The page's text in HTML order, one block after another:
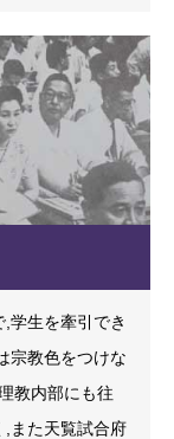
学生を牽引でき
宗教色をつけな
教内部にも往
,また天覧試合府